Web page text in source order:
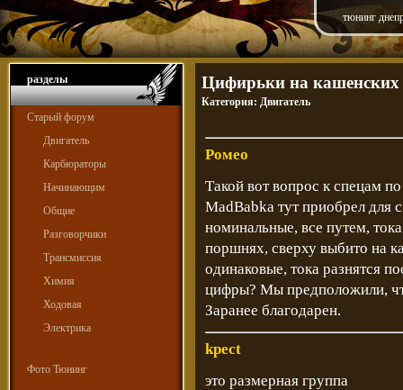
тюнинг
разделы
Старый форум
Двигатель
Карбюраторы
Начинающим
Общие
Разговорчики
Трансмиссия
Химия
Ходовая
Электрика
Фото Тюнинг
Цифирьки на
Категория: Двигатель
Ромео
Такой вот вопрос к спецам
MadBabka тут приобрел
номинальные, все путем,
поршнях, сверху выбито на
одинаковые, тока разнятся
цифры? Мы предположили,
Заранее благодарен.
kpect
это размерная группа